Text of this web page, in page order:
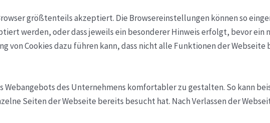
größtenteils akzeptiert. Die Browsereinstellungen können so
werden, oder dass jeweils ein besonderer Hinweis erfolgt, bevor ein
von Cookies dazu führen kann, dass nicht alle Funktionen der
des Unternehmens komfortabler zu gestalten. So kann
Seiten der Webseite bereits besucht hat. Nach Verlassen der